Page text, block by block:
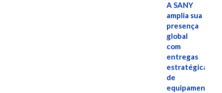
A SANY
amplia sua
presença
global
com
entregas
estratégicas
de
equipamentos